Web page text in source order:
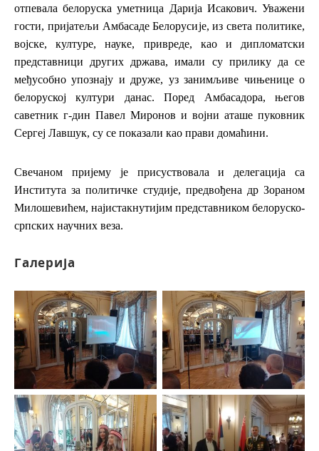
отпевала белоруска уметница Дарија Исакович. Уважени
гости, пријатељи Амбасаде Белорусије, из света политике,
војске, културе, науке, привреде, као и дипломатски
представници других држава, имали су прилику да се
међусобно упознају и друже, уз занимљиве чињенице о
белоруској култури данас. Поред Амбасадора, његов
саветник г-дин Павел Миронов и војни аташе пуковник
Сергеј Лавшук, су се показали као прави домаћини.
Свечаном пријему је присуствовала и делегација са
Института за политичке студије, предвођена др Зораном
Милошевићем, најистакнутијим представником белоруско-
српских научних веза.
Галерија